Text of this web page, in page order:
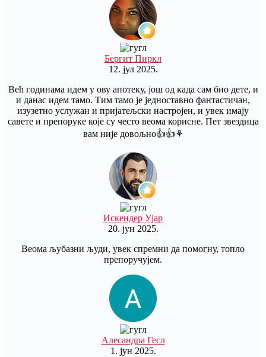
Бергит Пиркл
12. јул 2025.
Већ годинама идем у ову апотеку, још од када сам био дете, и
и данас идем тамо. Тим тамо је једноставно фантастичан,
изузетно услужан и пријатељски настројен, и увек имају
савете и препоруке које су често веома корисне. Пет звездица
вам није довољно👍👍⚘️
Искендер Ујар
20. јун 2025.
Веома љубазни људи, увек спремни да помогну, топло
препоручујем.
Алесандра Гесл
1. јун 2025.